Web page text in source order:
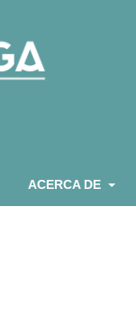
ACERCA DE